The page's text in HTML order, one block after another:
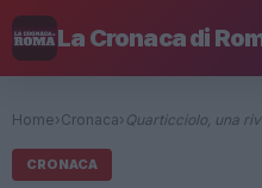
La Cronaca di
Home› Cronaca› Quarticciolo, una
CRONACA